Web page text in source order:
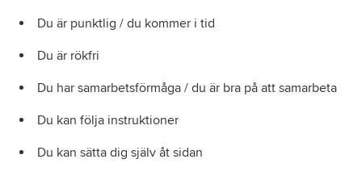
Du är punktlig / du kommer i tid
Du är rökfri
Du har samarbetsförmåga / du är bra på att samarbeta
Du kan följa instruktioner
Du kan sätta dig själv åt sidan